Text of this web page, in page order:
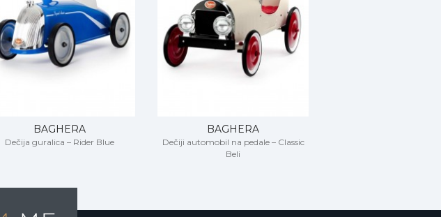
BAGHERA
Dečija guralica – Rider Blue
BAGHERA
Dečiji automobil na pedale – Classic
Beli